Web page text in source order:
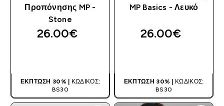
Προπόνησης MP -
Stone
26.00€‎
ΈΚΠΤΩΣΗ 30% | ΚΩΔΙΚΌΣ:
BS30
MP Basics - Λευκό
26.00€‎
ΈΚΠΤΩΣΗ 30% | ΚΩΔΙΚΌΣ:
BS30